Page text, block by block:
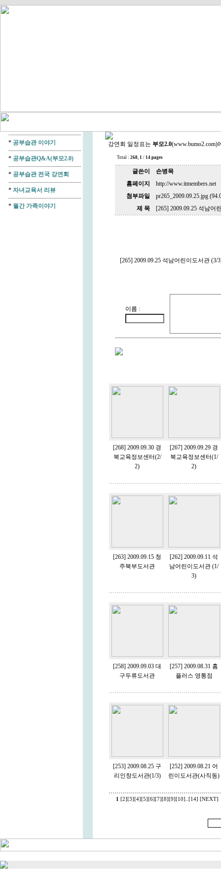
* 공부습관 이야기
* 공부습관Q&A(부모2.0)
* 공부습관 전국 강연회
* 자녀교육서 리뷰
* 월간 가족이야기
강연회 일정표는 부모2.0(www.bumo2.com)
Total : 268, 1 / 14 pages
글쓴이
손병목
홈페이지
http://www.itmembers.net
첨부파일
pr265_2009.09.25.jpg
제 목
[265] 2009.09.25 석남어
[265] 2009.09.25 석남어린이도서관 (3/
이름 :
[268] 2009.09.30 경
북교육정보센터(2/
2)
[267] 2009.09.29 경
북교육정보센터(1/
2)
[263] 2009.09.15 청
주북부도서관
[262] 2009.09.11 석
남어린이도서관 (1/
3)
[258] 2009.09.03 대
구두류도서관
[257] 2009.08.31 홈
플러스 영통점
[253] 2009.08.25 구
리인창도서관(1/3)
[252] 2009.08.21 어
린이도서관(사직동)
1 [2] [3] [4] [5] [6] [7] [8] [9] [10] [14] [NEXT]